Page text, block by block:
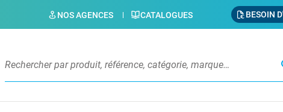
NOS AGENCES CATALOGUES BESOIN